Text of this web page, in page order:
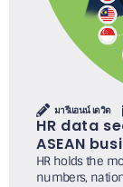
มารีแอนน์ เดวิด
HR data
ASEAN
HR holds the
numbers,